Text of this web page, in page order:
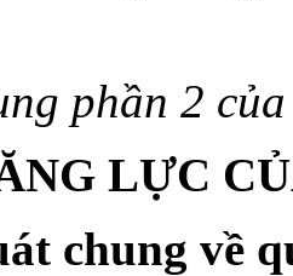
phần 2
LỰC
chung về